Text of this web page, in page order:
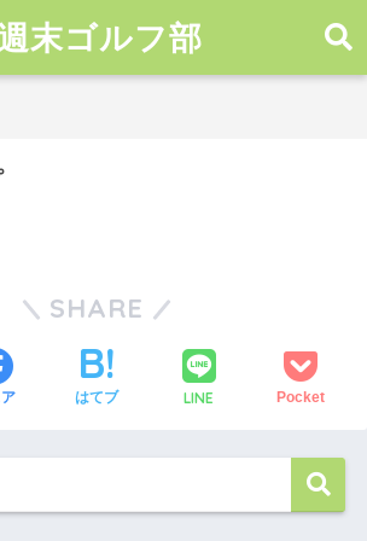
末ゴルフ部
SHARE
はてブ LINE Pocket